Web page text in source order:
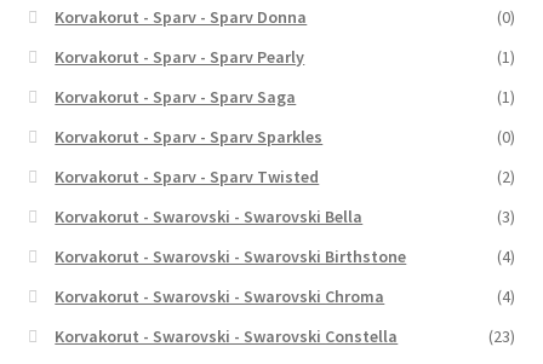
Korvakorut - Sparv - Sparv Donna
(0)
Korvakorut - Sparv - Sparv Pearly
(1)
Korvakorut - Sparv - Sparv Saga
(1)
Korvakorut - Sparv - Sparv Sparkles
(0)
Korvakorut - Sparv - Sparv Twisted
(2)
Korvakorut - Swarovski - Swarovski Bella
(3)
Korvakorut - Swarovski - Swarovski Birthstone
(4)
Korvakorut - Swarovski - Swarovski Chroma
(4)
Korvakorut - Swarovski - Swarovski Constella
(23)